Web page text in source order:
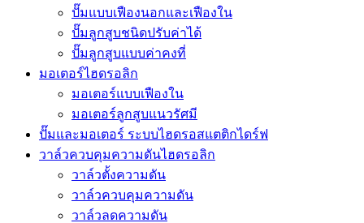
ปั๊มแบบเฟืองนอกและเฟืองใน
ปั๊มลูกสูบชนิดปรับค่าได้
ปั๊มลูกสูบแบบค่าคงที่
มอเตอร์ไฮดรอลิก
มอเตอร์แบบเฟืองใน
มอเตอร์ลูกสูบแนวรัศมี
ปั๊มและมอเตอร์ ระบบไฮดรอสแตติกไดร์ฟ
วาล์วควบคุมความดันไฮดรอลิก
วาล์วตั้งความดัน
วาล์วควบคุมความดัน
วาล์วลดความดัน